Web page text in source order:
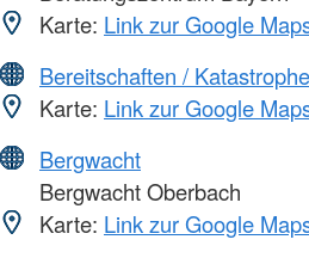
Karte: Link zur Google
Bereitschaften /
Karte: Link zur Google
Bergwacht
Bergwacht Oberbach
Karte: Link zur Google